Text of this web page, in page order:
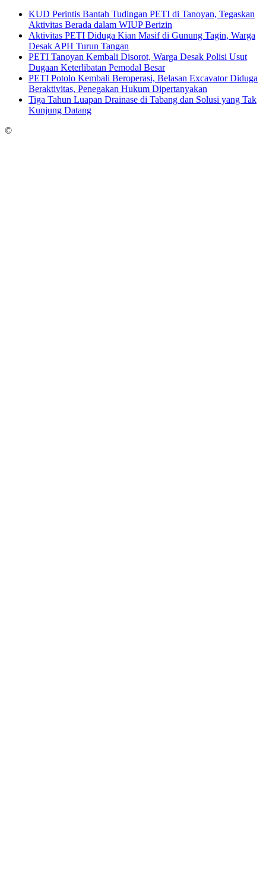
KUD Perintis Bantah Tudingan PETI di Tanoyan, Tegaskan
Aktivitas Berada dalam WIUP Berizin
Aktivitas PETI Diduga Kian Masif di Gunung Tagin, Warga
Desak APH Turun Tangan
PETI Tanoyan Kembali Disorot, Warga Desak Polisi Usut
Dugaan Keterlibatan Pemodal Besar
PETI Potolo Kembali Beroperasi, Belasan Excavator Diduga
Beraktivitas, Penegakan Hukum Dipertanyakan
Tiga Tahun Luapan Drainase di Tabang dan Solusi yang Tak
Kunjung Datang
©